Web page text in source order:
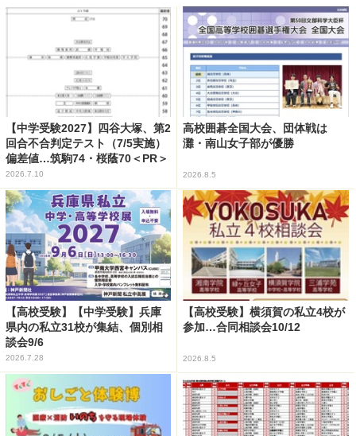
【中学受験2027】四谷大塚、第2
回合不合判定テスト（7/5実施）
偏差値…筑駒74・桜蔭70＜PR＞
2026.7.10
高校囲碁全国大会、団体戦は
灘・南山女子部が優勝
2026.8.5
【高校受験】【中学受験】兵庫
県内の私立31校が集結、個別相
談会9/6
2026.7.28
【高校受験】横須賀の私立4校が
参加…合同相談会10/12
2026.8.5